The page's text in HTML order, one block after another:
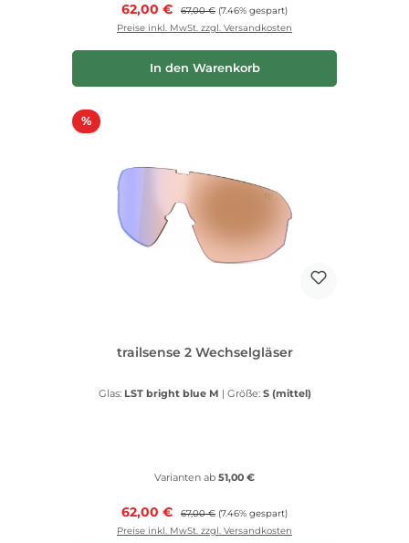
Verkaufspreis:
62,00 € Regulärer Preis:
67,00 € (7.46% gespart)
Preise inkl. MwSt. zzgl. Versandkosten
In den Warenkorb
%Rabatt
trailsense 2 Wechselgläser
Glas: LST bright blue M | Größe: S (mittel)
Varianten ab 51,00 €
Verkaufspreis:
62,00 € Regulärer Preis:
67,00 € (7.46% gespart)
Preise inkl. MwSt. zzgl. Versandkosten